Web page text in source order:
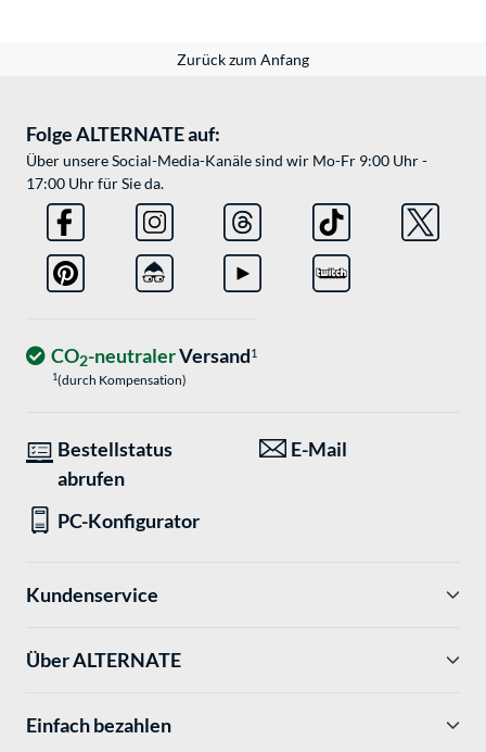
Zurück zum Anfang
Folge ALTERNATE auf:
Über unsere Social-Media-Kanäle sind wir Mo-Fr 9:00 Uhr -
17:00 Uhr für Sie da.
CO2-neutralerVersand1
1(durch Kompensation)
Bestellstatus
abrufen
E-Mail
PC-Konfigurator
Kundenservice
Über ALTERNATE
Einfach bezahlen